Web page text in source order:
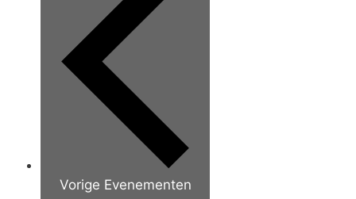
Vorige Evenementen